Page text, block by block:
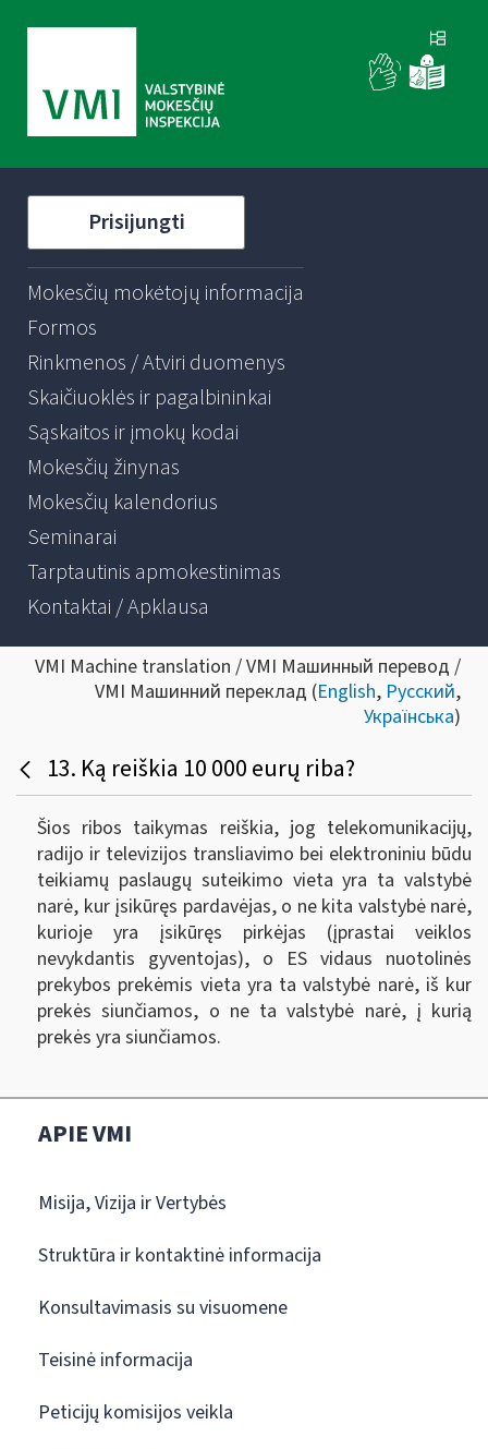
Prisijungti
Mokesčių mokėtojų informacija
Formos
Rinkmenos / Atviri duomenys
Skaičiuoklės ir pagalbininkai
Sąskaitos ir įmokų kodai
Mokesčių žinynas
Mokesčių kalendorius
Seminarai
Tarptautinis apmokestinimas
Kontaktai / Apklausa
VMI Machine translation / VMI Машинный перевод /
VMI Машинний переклад (English, Русский,
Українська)
13. Ką reiškia 10 000 eurų riba?
Šios ribos taikymas reiškia, jog telekomunikacijų,
radijo ir televizijos transliavimo bei elektroniniu būdu
teikiamų paslaugų suteikimo vieta yra ta valstybė
narė, kur įsikūręs pardavėjas, o ne kita valstybė narė,
kurioje yra įsikūręs pirkėjas (įprastai veiklos
nevykdantis gyventojas), o ES vidaus nuotolinės
prekybos prekėmis vieta yra ta valstybė narė, iš kur
prekės siunčiamos, o ne ta valstybė narė, į kurią
prekės yra siunčiamos.
APIE VMI
Misija, Vizija ir Vertybės
Struktūra ir kontaktinė informacija
Konsultavimasis su visuomene
Teisinė informacija
Peticijų komisijos veikla